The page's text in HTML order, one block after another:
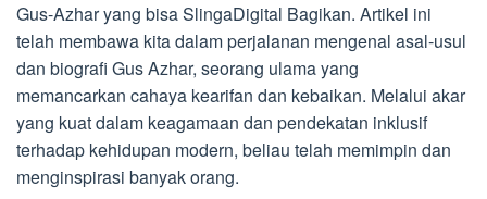
Gus-Azhar yang bisa SlingaDigital Bagikan. Artikel ini
telah membawa kita dalam perjalanan mengenal asal-usul
dan biografi Gus Azhar, seorang ulama yang
memancarkan cahaya kearifan dan kebaikan. Melalui akar
yang kuat dalam keagamaan dan pendekatan inklusif
terhadap kehidupan modern, beliau telah memimpin dan
menginspirasi banyak orang.